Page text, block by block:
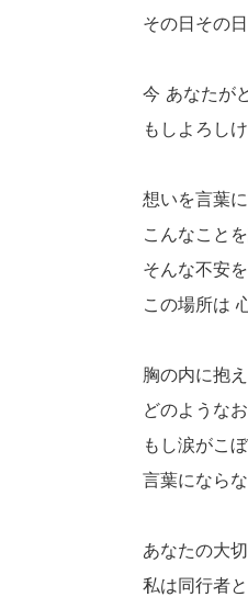
その日その
今 あなたが
もしよろし
想いを言葉
こんなこと
そんな不安
この場所は
胸の内に抱
どのような
もし涙がこ
言葉になら
あなたの大
私は同行者